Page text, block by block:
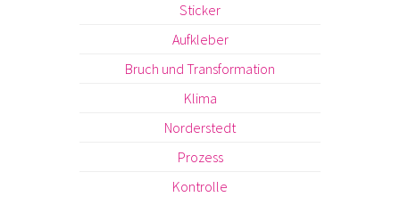
Sticker
Aufkleber
Bruch und Transformation
Klima
Norderstedt
Prozess
Kontrolle